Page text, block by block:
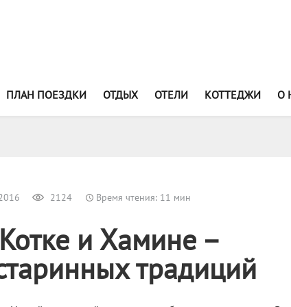
ПЛАН ПОЕЗДКИ ОТДЫХ ОТЕЛИ КОТТЕДЖИ О
2124 Время чтения: 11 мин
и Хамине –
традиций